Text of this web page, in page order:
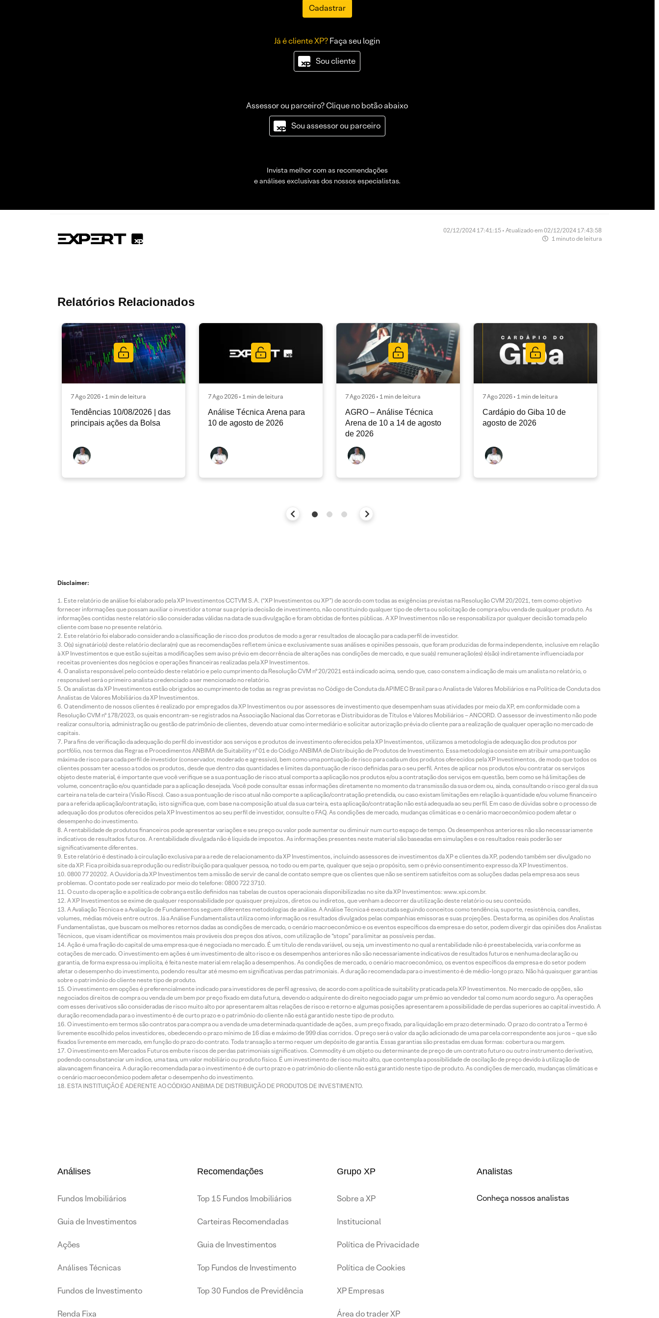
Cadastrar
Já é cliente XP?Faça seu login
Sou cliente
Assessor ou parceiro? Clique no botão abaixo
Sou assessor ou parceiro
Invista melhor com as recomendações
e análises exclusivas dos nossos especialistas.
02/12/2024 17:41:15 • Atualizado em 02/12/2024 17:43:58
1 minuto de leitura
Relatórios Relacionados
7 Ago 2026 • 1 min de leitura
Tendências 10/08/2026 | das
principais ações da Bolsa
7 Ago 2026 • 1 min de leitura
Análise Técnica Arena para
10 de agosto de 2026
7 Ago 2026 • 1 min de leitura
AGRO – Análise Técnica
Arena de 10 a 14 de agosto
de 2026
7 Ago 2026 • 1 min de leitura
Cardápio do Giba 10 de
agosto de 2026
Disclaimer:
Este relatório de análise foi elaborado pela XP Investimentos CCTVM S.A. (“XP Investimentos ou XP”) de acordo com todas as exigências previstas na Resolução CVM 20/2021, tem como objetivo
fornecer informações que possam auxiliar o investidor a tomar sua própria decisão de investimento, não constituindo qualquer tipo de oferta ou solicitação de compra e/ou venda de qualquer produto. As
informações contidas neste relatório são consideradas válidas na data de sua divulgação e foram obtidas de fontes públicas. A XP Investimentos não se responsabiliza por qualquer decisão tomada pelo
cliente com base no presente relatório.
Este relatório foi elaborado considerando a classificação de risco dos produtos de modo a gerar resultados de alocação para cada perfil de investidor.
O(s) signatário(s) deste relatório declara(m) que as recomendações refletem única e exclusivamente suas análises e opiniões pessoais, que foram produzidas de forma independente, inclusive em relação
à XP Investimentos e que estão sujeitas a modificações sem aviso prévio em decorrência de alterações nas condições de mercado, e que sua(s) remuneração(es) é(são) indiretamente influenciada por
receitas provenientes dos negócios e operações financeiras realizadas pela XP Investimentos.
O analista responsável pelo conteúdo deste relatório e pelo cumprimento da Resolução CVM nº 20/2021 está indicado acima, sendo que, caso constem a indicação de mais um analista no relatório, o
responsável será o primeiro analista credenciado a ser mencionado no relatório.
Os analistas da XP Investimentos estão obrigados ao cumprimento de todas as regras previstas no Código de Conduta da APIMEC Brasil para o Analista de Valores Mobiliários e na Política de Conduta dos
Analistas de Valores Mobiliários da XP Investimentos.
O atendimento de nossos clientes é realizado por empregados da XP Investimentos ou por assessores de investimento que desempenham suas atividades por meio da XP, em conformidade com a
Resolução CVM nº 178/2023, os quais encontram-se registrados na Associação Nacional das Corretoras e Distribuidoras de Títulos e Valores Mobiliários – ANCORD. O assessor de investimento não pode
realizar consultoria, administração ou gestão de patrimônio de clientes, devendo atuar como intermediário e solicitar autorização prévia do cliente para a realização de qualquer operação no mercado de
capitais.
Para fins de verificação da adequação do perfil do investidor aos serviços e produtos de investimento oferecidos pela XP Investimentos, utilizamos a metodologia de adequação dos produtos por
portfólio, nos termos das Regras e Procedimentos ANBIMA de Suitability nº 01 e do Código ANBIMA de Distribuição de Produtos de Investimento. Essa metodologia consiste em atribuir uma pontuação
máxima de risco para cada perfil de investidor (conservador, moderado e agressivo), bem como uma pontuação de risco para cada um dos produtos oferecidos pela XP Investimentos, de modo que todos os
clientes possam ter acesso a todos os produtos, desde que dentro das quantidades e limites da pontuação de risco definidas para o seu perfil. Antes de aplicar nos produtos e/ou contratar os serviços
objeto deste material, é importante que você verifique se a sua pontuação de risco atual comporta a aplicação nos produtos e/ou a contratação dos serviços em questão, bem como se há limitações de
volume, concentração e/ou quantidade para a aplicação desejada. Você pode consultar essas informações diretamente no momento da transmissão da sua ordem ou, ainda, consultando o risco geral da sua
carteira na tela de carteira (Visão Risco). Caso a sua pontuação de risco atual não comporte a aplicação/contratação pretendida, ou caso existam limitações em relação à quantidade e/ou volume financeiro
para a referida aplicação/contratação, isto significa que, com base na composição atual da sua carteira, esta aplicação/contratação não está adequada ao seu perfil. Em caso de dúvidas sobre o processo de
adequação dos produtos oferecidos pela XP Investimentos ao seu perfil de investidor, consulte o FAQ. As condições de mercado, mudanças climáticas e o cenário macroeconômico podem afetar o
desempenho do investimento.
A rentabilidade de produtos financeiros pode apresentar variações e seu preço ou valor pode aumentar ou diminuir num curto espaço de tempo. Os desempenhos anteriores não são necessariamente
indicativos de resultados futuros. A rentabilidade divulgada não é líquida de impostos. As informações presentes neste material são baseadas em simulações e os resultados reais poderão ser
significativamente diferentes.
Este relatório é destinado à circulação exclusiva para a rede de relacionamento da XP Investimentos, incluindo assessores de investimentos da XP e clientes da XP, podendo também ser divulgado no
site da XP. Fica proibida sua reprodução ou redistribuição para qualquer pessoa, no todo ou em parte, qualquer que seja o propósito, sem o prévio consentimento expresso da XP Investimentos.
0800 77 20202. A Ouvidoria da XP Investimentos tem a missão de servir de canal de contato sempre que os clientes que não se sentirem satisfeitos com as soluções dadas pela empresa aos seus
problemas. O contato pode ser realizado por meio do telefone: 0800 722 3710.
O custo da operação e a política de cobrança estão definidos nas tabelas de custos operacionais disponibilizadas no site da XP Investimentos: www.xpi.com.br.
A XP Investimentos se exime de qualquer responsabilidade por quaisquer prejuízos, diretos ou indiretos, que venham a decorrer da utilização deste relatório ou seu conteúdo.
A Avaliação Técnica e a Avaliação de Fundamentos seguem diferentes metodologias de análise. A Análise Técnica é executada seguindo conceitos como tendência, suporte, resistência, candles,
volumes, médias móveis entre outros. Já a Análise Fundamentalista utiliza como informação os resultados divulgados pelas companhias emissoras e suas projeções. Desta forma, as opiniões dos Analistas
Fundamentalistas, que buscam os melhores retornos dadas as condições de mercado, o cenário macroeconômico e os eventos específicos da empresa e do setor, podem divergir das opiniões dos Analistas
Técnicos, que visam identificar os movimentos mais prováveis dos preços dos ativos, com utilização de “stops” para limitar as possíveis perdas.
Ação é uma fração do capital de uma empresa que é negociada no mercado. É um título de renda variável, ou seja, um investimento no qual a rentabilidade não é preestabelecida, varia conforme as
cotações de mercado. O investimento em ações é um investimento de alto risco e os desempenhos anteriores não são necessariamente indicativos de resultados futuros e nenhuma declaração ou
garantia, de forma expressa ou implícita, é feita neste material em relação a desempenhos. As condições de mercado, o cenário macroeconômico, os eventos específicos da empresa e do setor podem
afetar o desempenho do investimento, podendo resultar até mesmo em significativas perdas patrimoniais. A duração recomendada para o investimento é de médio-longo prazo. Não há quaisquer garantias
sobre o patrimônio do cliente neste tipo de produto.
O investimento em opções é preferencialmente indicado para investidores de perfil agressivo, de acordo com a política de suitability praticada pela XP Investimentos. No mercado de opções, são
negociados direitos de compra ou venda de um bem por preço fixado em data futura, devendo o adquirente do direito negociado pagar um prêmio ao vendedor tal como num acordo seguro. As operações
com esses derivativos são consideradas de risco muito alto por apresentarem altas relações de risco e retorno e algumas posições apresentarem a possibilidade de perdas superiores ao capital investido. A
duração recomendada para o investimento é de curto prazo e o patrimônio do cliente não está garantido neste tipo de produto.
O investimento em termos são contratos para compra ou a venda de uma determinada quantidade de ações, a um preço fixado, para liquidação em prazo determinado. O prazo do contrato a Termo é
livremente escolhido pelos investidores, obedecendo o prazo mínimo de 16 dias e máximo de 999 dias corridos. O preço será o valor da ação adicionado de uma parcela correspondente aos juros – que são
fixados livremente em mercado, em função do prazo do contrato. Toda transação a termo requer um depósito de garantia. Essas garantias são prestadas em duas formas: cobertura ou margem.
O investimento em Mercados Futuros embute riscos de perdas patrimoniais significativos. Commodity é um objeto ou determinante de preço de um contrato futuro ou outro instrumento derivativo,
podendo consubstanciar um índice, uma taxa, um valor mobiliário ou produto físico. É um investimento de risco muito alto, que contempla a possibilidade de oscilação de preço devido à utilização de
alavancagem financeira. A duração recomendada para o investimento é de curto prazo e o patrimônio do cliente não está garantido neste tipo de produto. As condições de mercado, mudanças climáticas e
o cenário macroeconômico podem afetar o desempenho do investimento.
ESTA INSTITUIÇÃO É ADERENTE AO CÓDIGO ANBIMA DE DISTRIBUIÇÃO DE PRODUTOS DE INVESTIMENTO.
Análises
Fundos Imobiliários
Guia de Investimentos
Ações
Análises Técnicas
Fundos de Investimento
Renda Fixa
Recomendações
Top 15 Fundos Imobiliários
Carteiras Recomendadas
Guia de Investimentos
Top Fundos de Investimento
Top 30 Fundos de Previdência
Grupo XP
Sobre a XP
Institucional
Política de Privacidade
Política de Cookies
XP Empresas
Área do trader XP
Analistas
Conheça nossos analistas